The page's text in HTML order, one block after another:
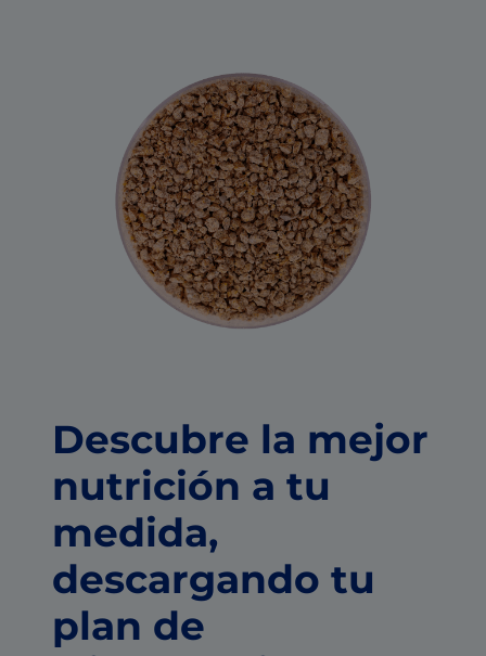
Descubre la mejor
nutrición a tu
medida,
descargando tu
plan de